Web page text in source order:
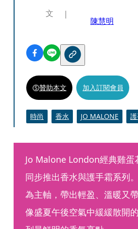
文
陳慧明
贊助本文 加入訂閱會員
時尚 香水 JO MALONE
Jo Malone London經典雞蛋
同步推出香水與護手霜系列
為主軸，帶出輕盈、溫暖又
像盛夏午後空氣中緩緩散開